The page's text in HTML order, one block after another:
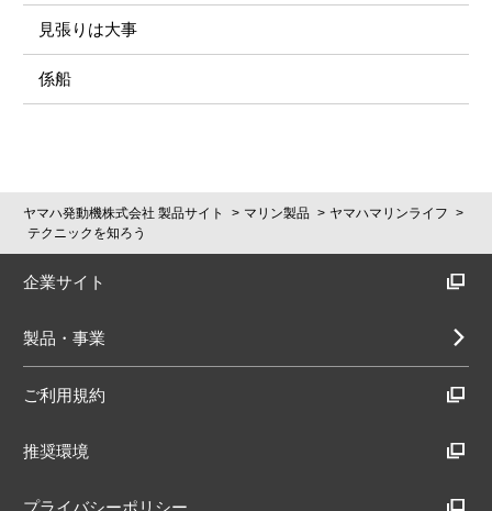
見張りは大事
係船
ヤマハ発動機株式会社 製品サイト マリン製品
ヤマハマリンライフ
テクニックを知ろう
企業サイト
製品・事業
ご利用規約
推奨環境
プライバシーポリシー